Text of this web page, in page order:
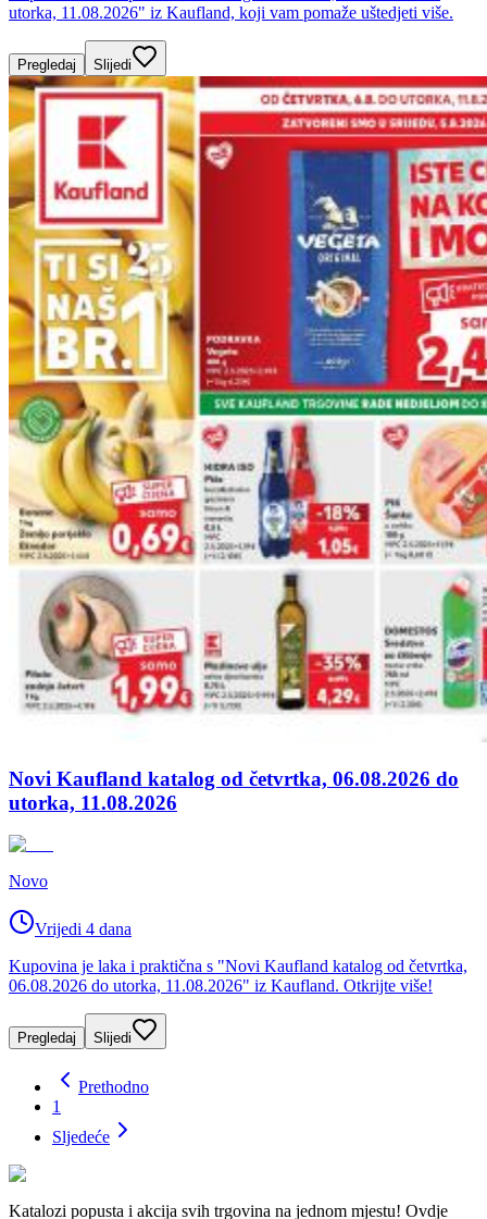
utorka, 11.08.2026" iz Kaufland, koji vam pomaže uštedjeti više.
Pregledaj Slijedi
Novi Kaufland katalog od četvrtka, 06.08.2026 do
utorka, 11.08.2026
Novo
Vrijedi 4 dana
Kupovina je laka i praktična s "Novi Kaufland katalog od četvrtka,
06.08.2026 do utorka, 11.08.2026" iz Kaufland. Otkrijte više!
Pregledaj Slijedi
Prethodno
1
Sljedeće
Katalozi popusta i akcija svih trgovina na jednom mjestu! Ovdje